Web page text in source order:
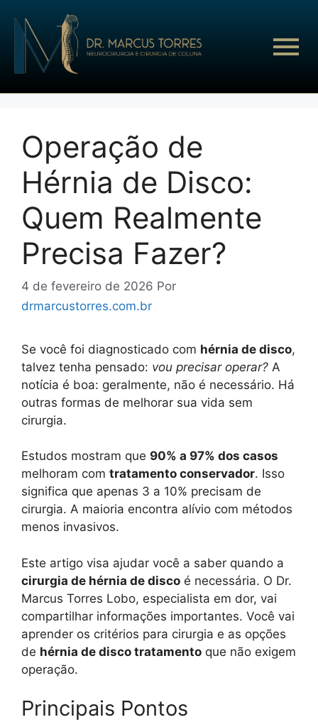
Operação de
Hérnia de Disco:
Quem Realmente
Precisa Fazer?
4 de fevereiro de 2026 Por
drmarcustorres.com.br
Se você foi diagnosticado com hérnia de disco,
talvez tenha pensado: vou precisar operar? A
notícia é boa: geralmente, não é necessário. Há
outras formas de melhorar sua vida sem
cirurgia.
Estudos mostram que 90% a 97% dos casos
melhoram com tratamento conservador. Isso
significa que apenas 3 a 10% precisam de
cirurgia. A maioria encontra alívio com métodos
menos invasivos.
Este artigo visa ajudar você a saber quando a
cirurgia de hérnia de disco é necessária. O Dr.
Marcus Torres Lobo, especialista em dor, vai
compartilhar informações importantes. Você vai
aprender os critérios para cirurgia e as opções
de hérnia de disco tratamento que não exigem
operação.
Principais Pontos